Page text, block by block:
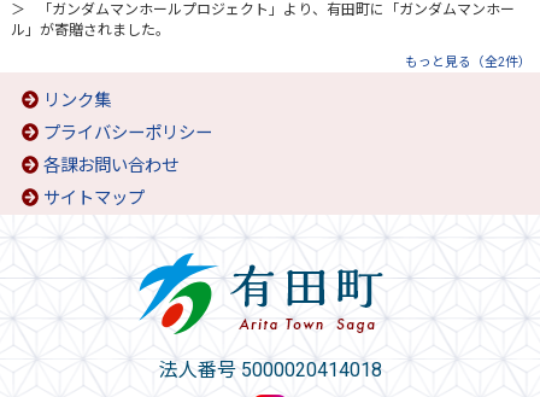
「ガンダムマンホールプロジェクト」より、有田町に「ガンダムマンホー
ル」が寄贈されました。
もっと見る（全2件）
リンク集
プライバシーポリシー
各課お問い合わせ
サイトマップ
法人番号 5000020414018